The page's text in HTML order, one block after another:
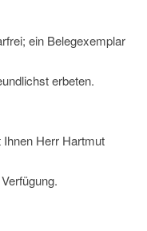
ein Belegexemplar
erbeten.
Herr Hartmut